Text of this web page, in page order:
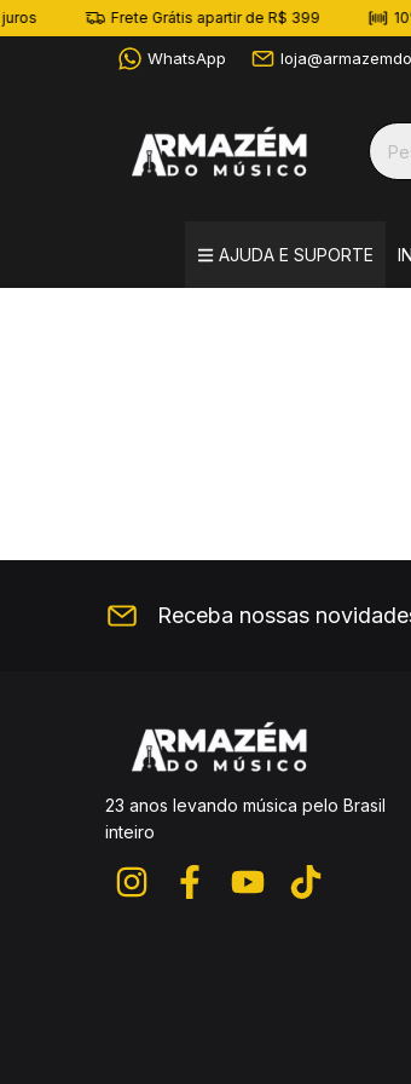
Frete Grátis apartir de R$ 399
WhatsApp
AJUDA E SUPORTE
Receba nossas
23 anos levando música pelo Brasil
inteiro